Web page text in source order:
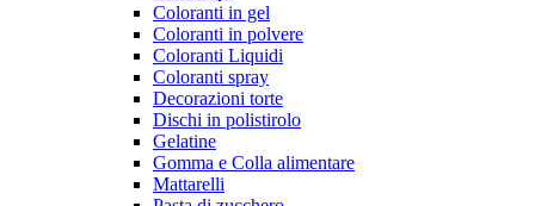
Coloranti in gel
Coloranti in polvere
Coloranti Liquidi
Coloranti spray
Decorazioni torte
Dischi in polistirolo
Gelatine
Gomma e Colla alimentare
Mattarelli